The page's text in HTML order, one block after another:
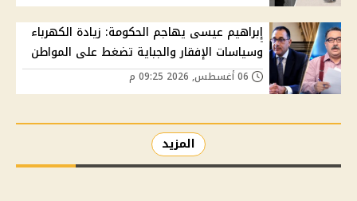
إبراهيم عيسى يهاجم الحكومة: زيادة الكهرباء
وسياسات الإفقار والجباية تضغط على المواطن
المزيد